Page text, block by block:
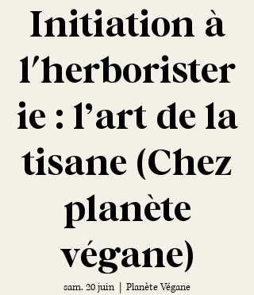
Initiation à
l'herborister
ie : l’art de la
tisane (Chez
planète
végane)
sam. 20 juin Planète Végane